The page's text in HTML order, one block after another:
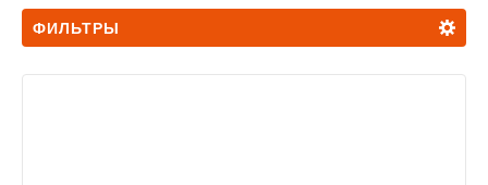
ФИЛЬТРЫ